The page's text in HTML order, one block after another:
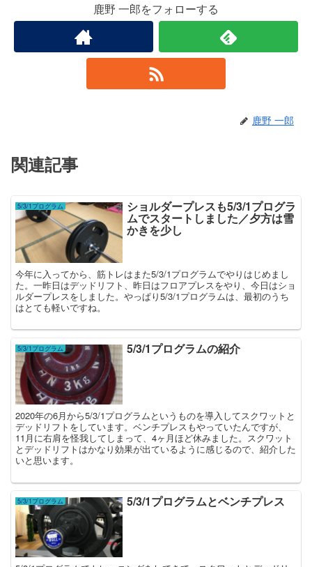
鹿野 一郎をフォローする
鹿野 一郎
関連記事
5/3/1プログラム ショルダープレスも5/3/1プログラ
ムでスタートしました／夕方は雪
かきを少し
今年に入ってから、筋トレはまた5/3/1プログラムでやりはじめまし
た。一昨日はデッドリフト、昨日はフロアプレスをやり、今日はショ
ルダープレスをしました。やっぱり5/3/1プログラムは、最初のうち
はとても軽いですね。
5/3/1プログラム 5/3/1プログラムの紹介
2020年の6月から5/3/1プログラムというものを導入してスクワットと
デッドリフトをしています。ベンチプレスもやっていたんですが、
11月に右肩を怪我してしまって、4ヶ月ほど休みました。スクワット
とデッドリフトはかなり効果が出ているように感じるので、紹介した
いと思います。
5/3/1プログラム 5/3/1プログラムとベンチプレス